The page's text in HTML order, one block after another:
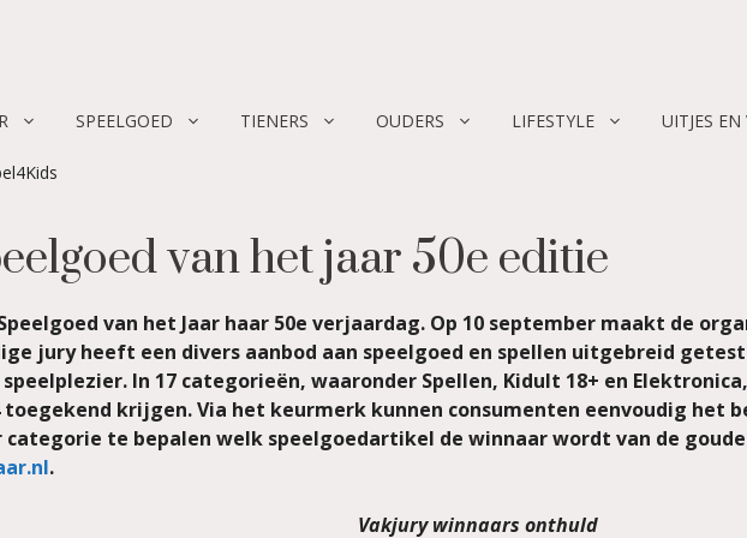
SPEELGOED TIENERS OUDERS LIFESTYLE UITJES
van het jaar 50e editie
van het Jaar haar 50e verjaardag. Op 10 september maakt de
jury heeft een divers aanbod aan speelgoed en spellen uitgebreid
In 17 categorieën, waaronder Spellen, Kidult 18+ en
toegekend krijgen. Via het keurmerk kunnen consumenten eenvoudig het
categorie te bepalen welk speelgoedartikel de winnaar wordt van de
.
Vakjury winnaars onthuld